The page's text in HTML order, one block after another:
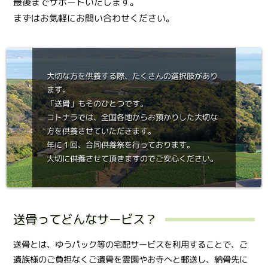
まずはお気軽にお問い合わせください。
大切な方を供養する際、たくさんの選択肢があり
ます。
「送骨」もそのひとつです。
コトナラでは、全国各地からお預かりした大切な
方を供養させていただきます。
年に１回、合同供養祭を行っております。
大切に供養させて頂きますのでご安心ください。
送骨ってどんなサービス？
送骨とは、ゆうパック等の宅配サービスを利用することで、ご
遺族様のご負担なくご遺骨を霊園やお寺へと郵送し、納骨先に